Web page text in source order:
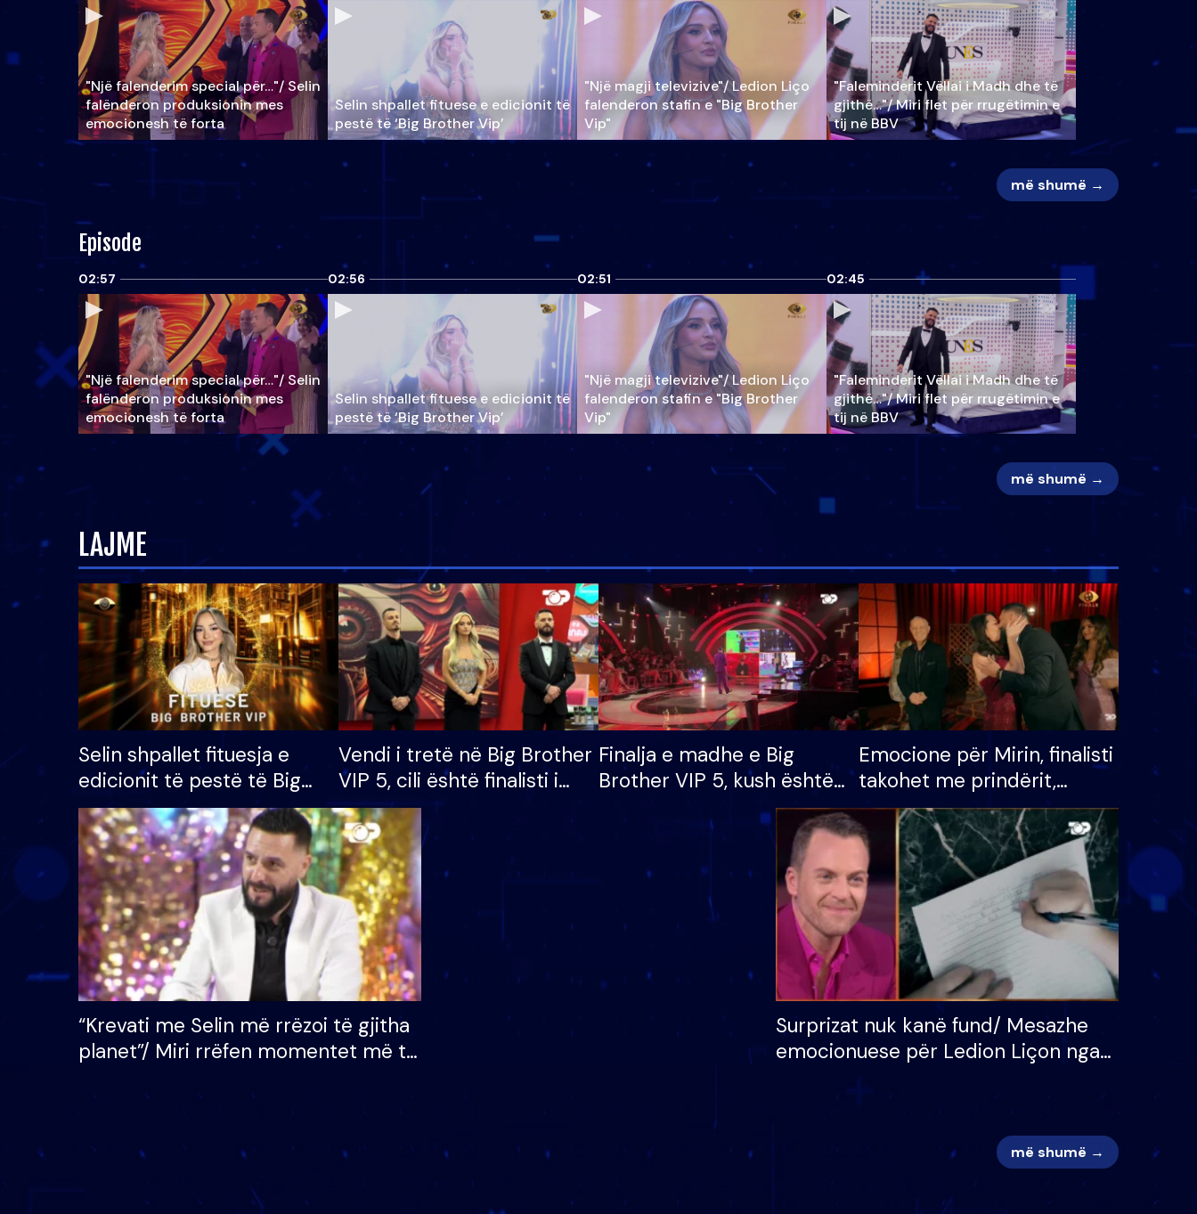
"Një falenderim special për…"/ Selin
falënderon produksionin mes
emocionesh të forta
Selin shpallet fituese e edicionit të
pestë të ‘Big Brother Vip’
"Një magji televizive"/ Ledion Liço
falenderon stafin e "Big Brother
Vip"
"Faleminderit Vëllai i Madh dhe të
gjithë…"/ Miri flet për rrugëtimin e
tij në BBV
më shumë →
Episode
02:57
"Një falenderim special për…"/ Selin
falënderon produksionin mes
emocionesh të forta
02:56
Selin shpallet fituese e edicionit të
pestë të ‘Big Brother Vip’
02:51
"Një magji televizive"/ Ledion Liço
falenderon stafin e "Big Brother
Vip"
02:45
"Faleminderit Vëllai i Madh dhe të
gjithë…"/ Miri flet për rrugëtimin e
tij në BBV
më shumë →
LAJME
Selin shpallet fituesja e
edicionit të pestë të Big
Brother VIP, rrëmben
çmimin e madh prej 100
mijë eurosh
Vendi i tretë në Big Brother
VIP 5, cili është finalisti i
radhës që lë shtëpinë
Finalja e madhe e Big
Brother VIP 5, kush është
banori i parë që lë shtëpinë
dhe humb mundësinë për
të fituar çmimin e madh
Emocione për Mirin, finalisti
takohet me prindërit,
vajzën dhe bashkëshorten:
S’kemi ndonjë letër divorci
apo jo?
“Krevati me Selin më rrëzoi të gjitha
planet”/ Miri rrëfen momentet më të
mungojë zilja e mëngjesit kur…
Surprizat nuk kanë fund/ Mesazhe
emocionuese për Ledion Liçon nga
më shumë →